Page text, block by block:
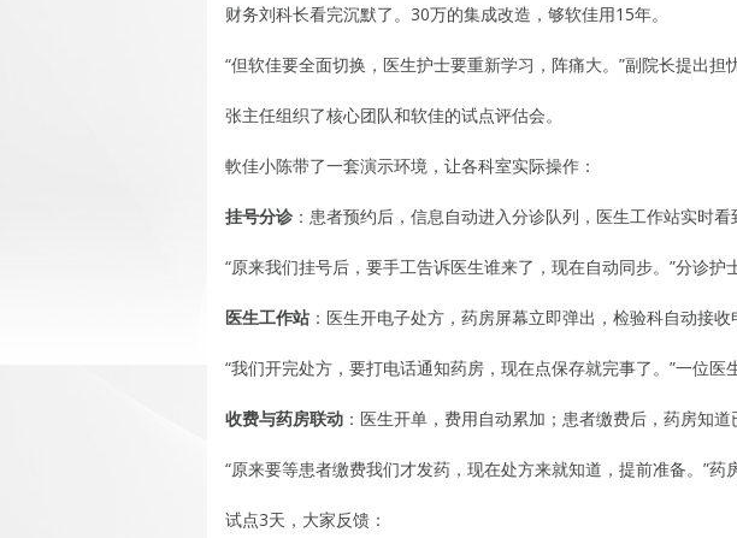
财务刘科长看完沉默了。30万的集成改造，够软佳用15年。
“但软佳要全面切换，医生护士要重新学习，阵痛大。”副院长提出担忧
张主任组织了核心团队和软佳的试点评估会。
軟佳小陈带了一套演示环境，让各科室实际操作：
挂号分诊 ：患者预约后，信息自动进入分诊队列，医生工作站实时看
“原来我们挂号后，要手工告诉医生谁来了，现在自动同步。”分诊护士
医生工作站 ：医生开电子处方，药房屏幕立即弹出，检验科自动接收
“我们开完处方，要打电话通知药房，现在点保存就完事了。”一位医生
收费与药房联动 ：医生开单，费用自动累加；患者缴费后，药房知道
“原来要等患者缴费我们才发药，现在处方来就知道，提前准备。”药
试点3天，大家反馈：